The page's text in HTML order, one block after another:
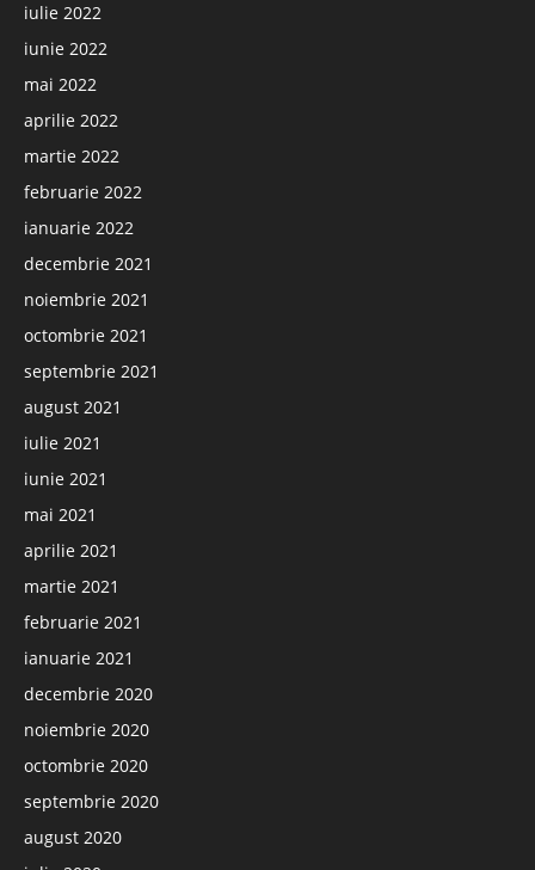
iulie 2022
iunie 2022
mai 2022
aprilie 2022
martie 2022
februarie 2022
ianuarie 2022
decembrie 2021
noiembrie 2021
octombrie 2021
septembrie 2021
august 2021
iulie 2021
iunie 2021
mai 2021
aprilie 2021
martie 2021
februarie 2021
ianuarie 2021
decembrie 2020
noiembrie 2020
octombrie 2020
septembrie 2020
august 2020